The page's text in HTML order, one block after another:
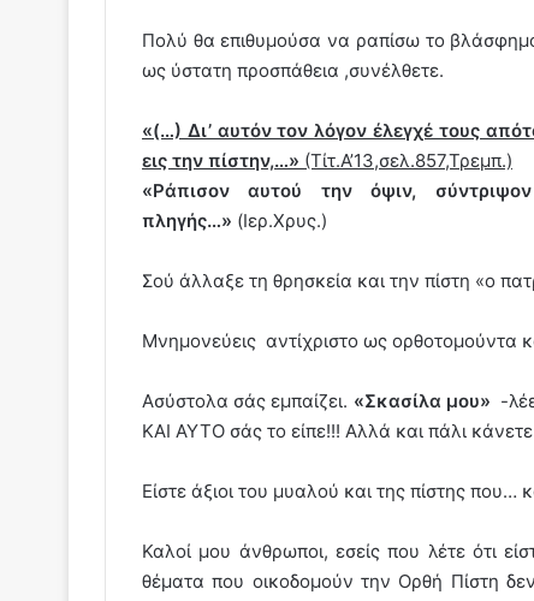
Πολύ θα επιθυμούσα να ραπίσω το
ως ύστατη προσπάθεια ,συνέλθετε.
«(…) Δι’ αυτόν τον λόγον έλεγχέ τους
εις την πίστην,…» (Τίτ.Α’13,σελ.857,Τρεμπ.)
«Ράπισον αυτού την όψιν,
πληγής…» (Ιερ.Χρυς.)
Σού άλλαξε τη θρησκεία και την πίστη «ο
Μνημονεύεις αντίχριστο ως ορθοτομούντα
Ασύστολα σάς εμπαίζει. «Σκασίλα μου» -
ΚΑΙ ΑΥΤΟ σάς το είπε!!! Αλλά και πάλι
Είστε άξιοι του μυαλού και της πίστης που…
Καλοί μου άνθρωποι, εσείς που λέτε ότι
θέματα που οικοδομούν την Ορθή Πίστη